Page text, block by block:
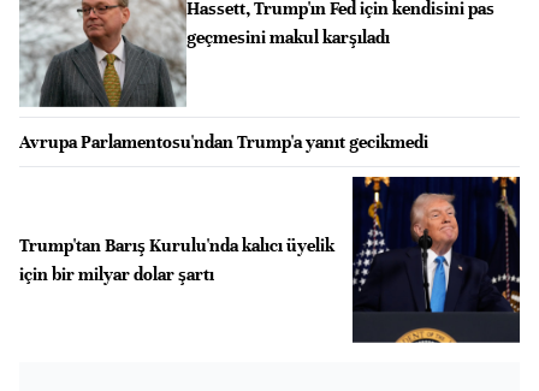
Hassett, Trump'ın Fed için kendisini pas
geçmesini makul karşıladı
Avrupa Parlamentosu'ndan Trump'a yanıt gecikmedi
Trump'tan Barış Kurulu'nda kalıcı üyelik
için bir milyar dolar şartı